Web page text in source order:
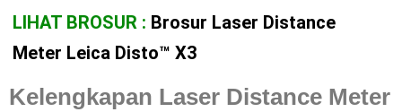
LIHAT BROSUR : Brosur Laser Distance
Meter Leica Disto™ X3
Kelengkapan Laser Distance Meter